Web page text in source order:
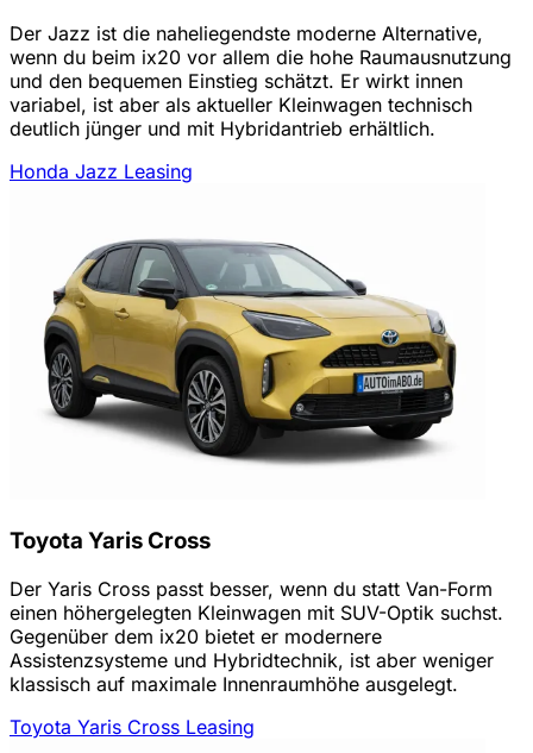
Der Jazz ist die naheliegendste moderne Alternative,
wenn du beim ix20 vor allem die hohe Raumausnutzung
und den bequemen Einstieg schätzt. Er wirkt innen
variabel, ist aber als aktueller Kleinwagen technisch
deutlich jünger und mit Hybridantrieb erhältlich.
Honda Jazz Leasing
Toyota Yaris Cross
Der Yaris Cross passt besser, wenn du statt Van-Form
einen höhergelegten Kleinwagen mit SUV-Optik suchst.
Gegenüber dem ix20 bietet er modernere
Assistenzsysteme und Hybridtechnik, ist aber weniger
klassisch auf maximale Innenraumhöhe ausgelegt.
Toyota Yaris Cross Leasing